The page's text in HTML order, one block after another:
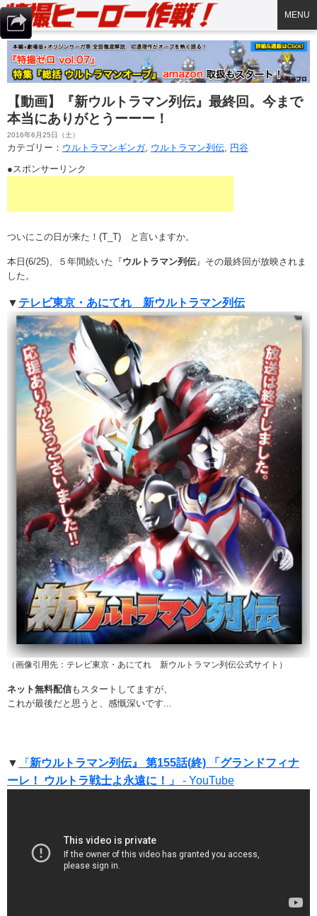
MENU
【動画】『新ウルトラマン列伝』最終回。今まで
本当にありがとうーーー！
2016年6月25日（土）
カテゴリー： ウルトラマンギンガ, ウルトラマン列伝
円谷
●スポンサーリンク
ついにこの日が来た！(T_T) と言いますか。
本日(6/25)、５年間続いた『ウルトラマン列伝 』その最終回が放映されま
した。
▼ テレビ東京・あにてれ 新ウルトラマン列伝
（画像引用先：テレビ東京・あにてれ 新ウルトラマン列伝公式サイト）
ネット無料配信もスタートしてますが、
これが最後だと思うと、感慨深いです...
▼ 『新ウルトラマン列伝』 第155話(終) 「グランドフィナ
ーレ！ ウルトラ戦士よ永遠に！」
- YouTube